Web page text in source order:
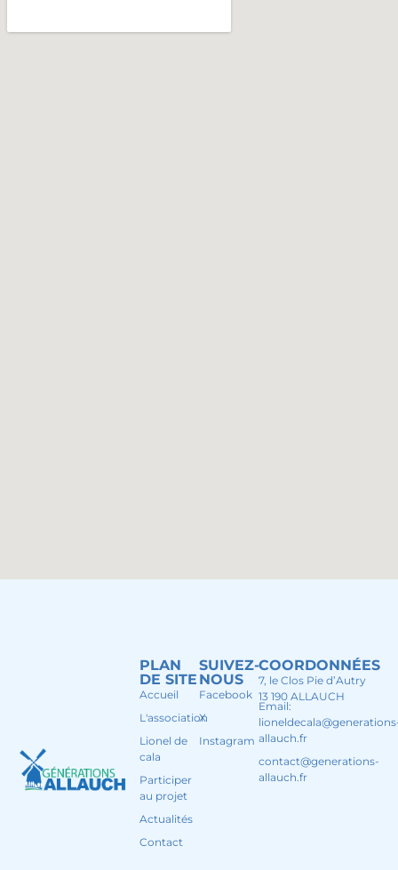
SUIVEZ-
NOUS
Facebook
X
Instagram
PLAN
DE SITE
Accueil
L'association
Lionel de
cala
Participer
au projet
Actualités
Contact
COORDONNÉES
7, le Clos Pie d’Autry
13 190 ALLAUCH
Email:
allauch.fr
contact@generations-
allauch.fr